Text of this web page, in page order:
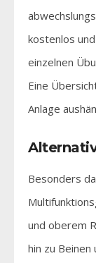
kostenlos
einzelnen
Eine
Anlage
Besonders
und oberem
hin zu